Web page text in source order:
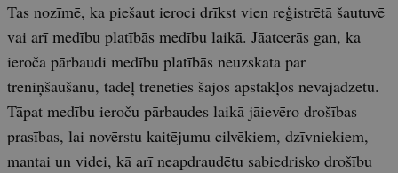
Tas nozīmē, ka piešaut ieroci drīkst vien reģistrētā šautuvē
vai arī medību platībās medību laikā. Jāatcerās gan, ka
ieroča pārbaudi medību platībās neuzskata par
treniņšaušanu, tādēļ trenēties šajos apstākļos nevajadzētu.
Tāpat medību ieroču pārbaudes laikā jāievēro drošības
prasības, lai novērstu kaitējumu cilvēkiem, dzīvniekiem,
mantai un videi, kā arī neapdraudētu sabiedrisko drošību